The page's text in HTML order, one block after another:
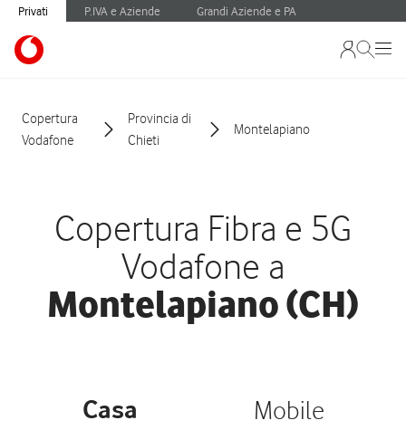
Privati P.IVA e Aziende Grandi Aziende e PA
Copertura
Vodafone
Provincia di
Chieti
Montelapiano
Copertura Fibra e 5G
Vodafone a
Montelapiano (CH)
Casa Mobile